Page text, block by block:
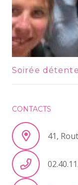
Soirée
CONTACTS
41,